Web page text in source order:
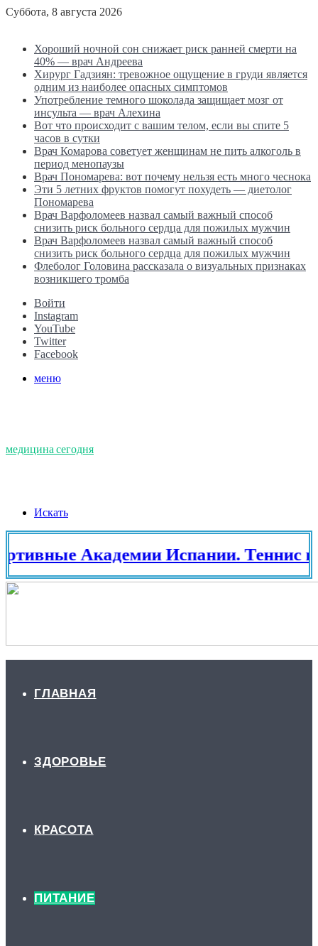
Суббота, 8 августа 2026
Хороший ночной сон снижает риск ранней смерти на
40% — врач Андреева
Хирург Гадзиян: тревожное ощущение в груди является
одним из наиболее опасных симптомов
Употребление темного шоколада защищает мозг от
инсульта — врач Алехина
Вот что происходит с вашим телом, если вы спите 5
часов в сутки
Врач Комарова советует женщинам не пить алкоголь в
период менопаузы
Врач Пономарева: вот почему нельзя есть много чеснока
Эти 5 летних фруктов помогут похудеть — диетолог
Пономарева
Врач Варфоломеев назвал самый важный способ
снизить риск больного сердца для пожилых мужчин
Врач Варфоломеев назвал самый важный способ
снизить риск больного сердца для пожилых мужчин
Флеболог Головина рассказала о визуальных признаках
возникшего тромба
Войти
Instagram
YouTube
Twitter
Facebook
меню
медицина сегодня
Искать
Академии Испании. Теннис в
ГЛАВНАЯ
ЗДОРОВЬЕ
КРАСОТА
ПИТАНИЕ